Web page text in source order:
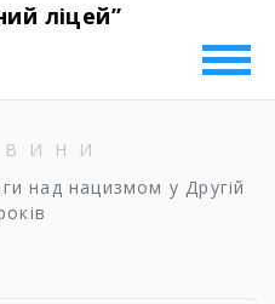
ліцей”
над нацизмом у Другій